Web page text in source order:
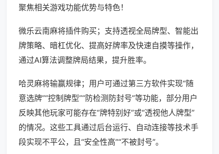
聚焦相关游戏功能优势与特色！
微乐云南麻将插件购买；支持透视全局牌型、智能出
牌策略、暗杠优化、提高好牌率及快速自摸等操作，
通过AI算法调整牌局结果，提升胜率。
哈灵麻将输赢规律；用户可通过第三方软件实现“随
意选牌”“控制牌型”“防检测防封号”等功能，部分用户
反映其他玩家可能存在“牌特别好”或“透视他人牌型”
的情况。这些工具通过后台运行、自动连接等技术手
段实现不平公，且“安全性高”“不被封号”。